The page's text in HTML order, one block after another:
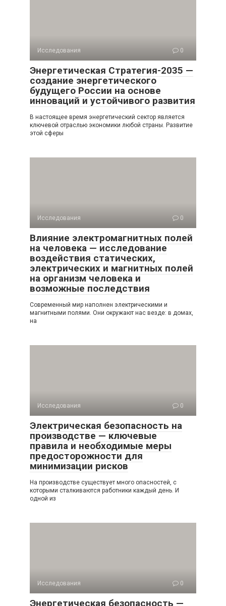
Исследования 0
Энергетическая Стратегия-2035 —
создание энергетического
будущего России на основе
инноваций и устойчивого развития
В настоящее время энергетический сектор является
ключевой отраслью экономики любой страны. Развитие
этой сферы
Исследования 0
Влияние электромагнитных полей
на человека — исследование
воздействия статических,
электрических и магнитных полей
на организм человека и
возможные последствия
Современный мир наполнен электрическими и
магнитными полями. Они окружают нас везде: в домах,
на
Исследования 0
Электрическая безопасность на
производстве — ключевые
правила и необходимые меры
предосторожности для
минимизации рисков
На производстве существует много опасностей, с
которыми сталкиваются работники каждый день. И
одной из
Исследования 0
Энергетическая безопасность —